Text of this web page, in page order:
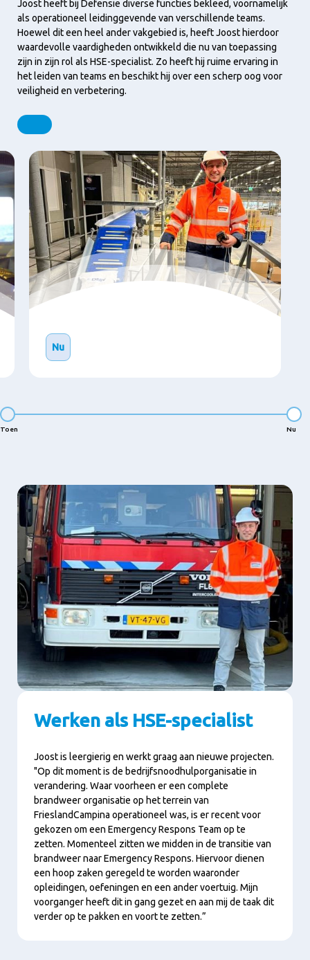
Joost heeft bij Defensie diverse functies bekleed, voornamelijk
als operationeel leidinggevende van verschillende teams.
Hoewel dit een heel ander vakgebied is, heeft Joost hierdoor
waardevolle vaardigheden ontwikkeld die nu van toepassing
zijn in zijn rol als HSE-specialist. Zo heeft hij ruime ervaring in
het leiden van teams en beschikt hij over een scherp oog voor
veiligheid en verbetering.
Nu
Toen Nu
Werken als HSE-specialist
Joost is leergierig en werkt graag aan nieuwe projecten.
"Op dit moment is de bedrijfsnoodhulporganisatie in
verandering. Waar voorheen er een complete
brandweer organisatie op het terrein van
FrieslandCampina operationeel was, is er recent voor
gekozen om een Emergency Respons Team op te
zetten. Momenteel zitten we midden in de transitie van
brandweer naar Emergency Respons. Hiervoor dienen
een hoop zaken geregeld te worden waaronder
opleidingen, oefeningen en een ander voertuig. Mijn
voorganger heeft dit in gang gezet en aan mij de taak dit
verder op te pakken en voort te zetten.”